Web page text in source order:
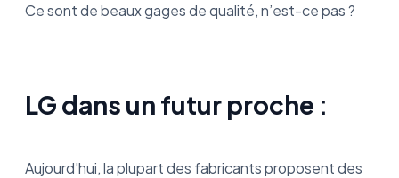
Ce sont de beaux gages de qualité, n’est-ce pas ?
LG dans un futur proche :
Aujourd'hui, la plupart des fabricants proposent des